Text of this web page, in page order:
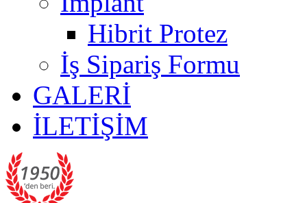
Hibrit Protez
İş Sipariş Formu
GALERİ
İLETİŞİM